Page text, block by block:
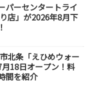
パーセンタートライ
店」が2026年8月下
北条「えひめウォー
18日オープン！料
間を紹介